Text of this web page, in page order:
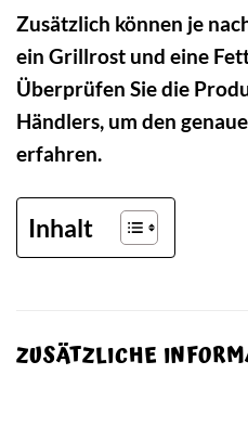
Zusätzlich können je
ein Grillrost und eine
Überprüfen Sie die
Händlers, um den
erfahren.
Inhalt
ZUSÄTZLICHE